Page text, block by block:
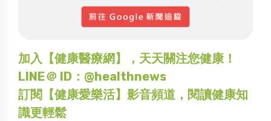
加入【健康醫療網】，天天關注您健康！
LINE＠ ID：@healthnews
訂閱【健康愛樂活】影音頻道，閱讀健康知
識更輕鬆